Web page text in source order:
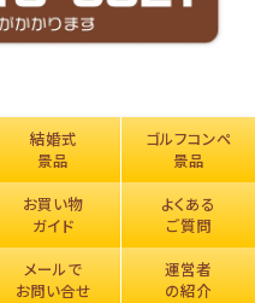
結婚式
景品
ゴルフコンペ
景品
お買い物
ガイド
よくある
ご質問
メールで
お問い合せ
運営者
の紹介